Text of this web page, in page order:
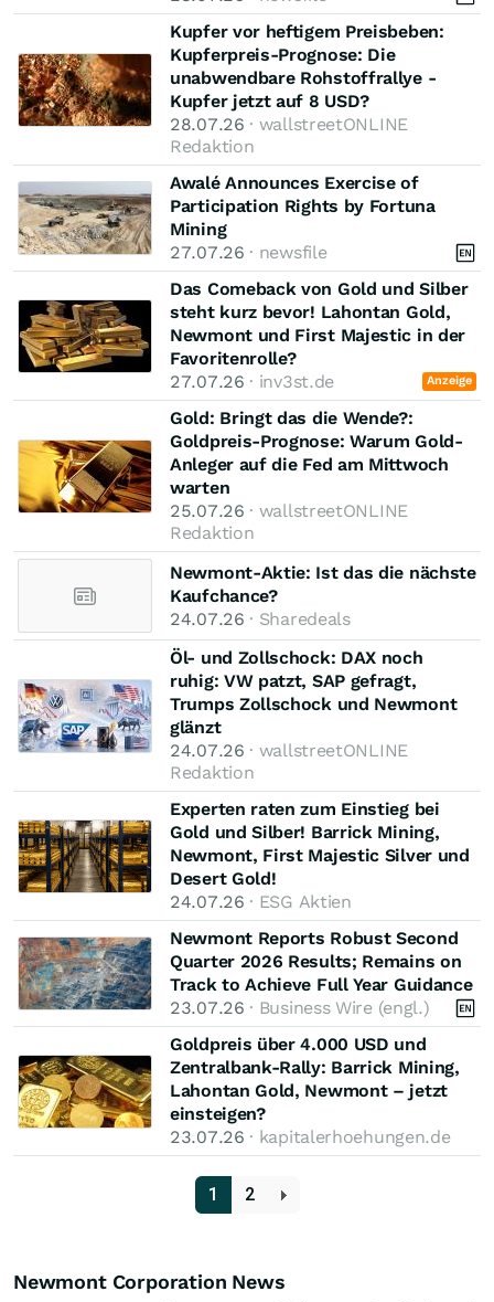
Kupfer vor heftigem Preisbeben:
Kupferpreis-Prognose: Die
unabwendbare Rohstoffrallye -
Kupfer jetzt auf 8 USD?
28.07.26 · wallstreetONLINE
Redaktion
Awalé Announces Exercise of
Participation Rights by Fortuna
Mining
27.07.26 · newsfile
Das Comeback von Gold und Silber
steht kurz bevor! Lahontan Gold,
Newmont und First Majestic in der
Favoritenrolle?
27.07.26 · inv3st.de Anzeige
Gold: Bringt das die Wende?:
Goldpreis-Prognose: Warum Gold-
Anleger auf die Fed am Mittwoch
warten
25.07.26 · wallstreetONLINE
Redaktion
Newmont-Aktie: Ist das die nächste
Kaufchance?
24.07.26 · Sharedeals
Öl- und Zollschock: DAX noch
ruhig: VW patzt, SAP gefragt,
Trumps Zollschock und Newmont
glänzt
24.07.26 · wallstreetONLINE
Redaktion
Experten raten zum Einstieg bei
Gold und Silber! Barrick Mining,
Newmont, First Majestic Silver und
Desert Gold!
24.07.26 · ESG Aktien
Newmont Reports Robust Second
Quarter 2026 Results; Remains on
Track to Achieve Full Year Guidance
23.07.26 · Business Wire (engl.)
Goldpreis über 4.000 USD und
Zentralbank-Rally: Barrick Mining,
Lahontan Gold, Newmont – jetzt
einsteigen?
23.07.26 · kapitalerhoehungen.de
1 2
Newmont Corporation News